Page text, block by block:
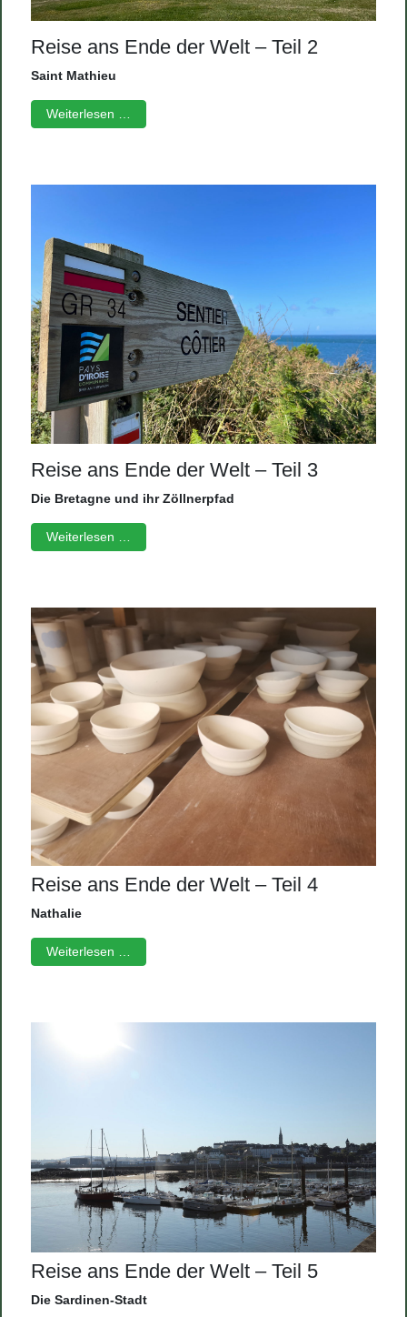
Reise ans Ende der Welt – Teil 2
Saint Mathieu
Weiterlesen …
Reise ans Ende der Welt – Teil 3
Die Bretagne und ihr Zöllnerpfad
Weiterlesen …
Reise ans Ende der Welt – Teil 4
Nathalie
Weiterlesen …
Reise ans Ende der Welt – Teil 5
Die Sardinen-Stadt